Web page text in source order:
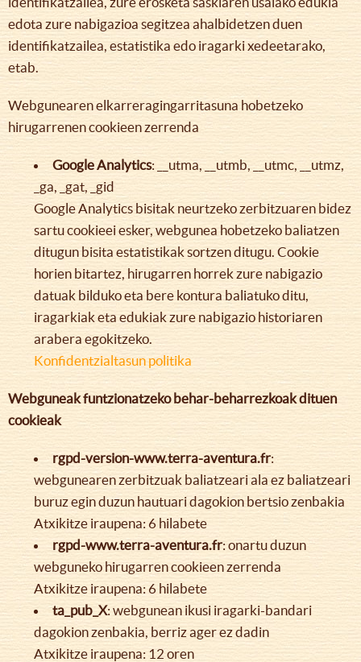
edota zure nabigazioa segitzea ahalbidetzen duen
identifikatzailea, estatistika edo iragarki xedeetarako,
etab.
Webgunearen elkarreragingarritasuna hobetzeko
hirugarrenen cookieen zerrenda
Google Analytics: __utma, __utmb, __utmc, __utmz,
_ga, _gat, _gid
Google Analytics bisitak neurtzeko zerbitzuaren bidez
sartu cookieei esker, webgunea hobetzeko baliatzen
ditugun bisita estatistikak sortzen ditugu. Cookie
horien bitartez, hirugarren horrek zure nabigazio
datuak bilduko eta bere kontura baliatuko ditu,
iragarkiak eta edukiak zure nabigazio historiaren
arabera egokitzeko.
Konfidentzialtasun politika
Webguneak funtzionatzeko behar-beharrezkoak dituen
cookieak
rgpd-version-www.terra-aventura.fr:
webgunearen zerbitzuak baliatzeari ala ez baliatzeari
buruz egin duzun hautuari dagokion bertsio zenbakia
Atxikitze iraupena: 6 hilabete
rgpd-www.terra-aventura.fr: onartu duzun
webguneko hirugarren cookieen zerrenda
Atxikitze iraupena: 6 hilabete
ta_pub_X: webgunean ikusi iragarki-bandari
dagokion zenbakia, berriz ager ez dadin
Atxikitze iraupena: 12 oren